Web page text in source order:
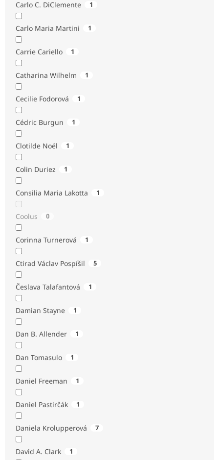
Carlo C. DiClemente 1
Carlo Maria Martini 1
Carrie Cariello 1
Catharina Wilhelm 1
Cecilie Fodorová 1
Cédric Burgun 1
Clotilde Noël 1
Colin Duriez 1
Consilia Maria Lakotta 1
Coolus 0
Corinna Turnerová 1
Ctirad Václav Pospíšil 5
Česlava Talafantová 1
Damian Stayne 1
Dan B. Allender 1
Dan Tomasulo 1
Daniel Freeman 1
Daniel Pastirčák 1
Daniela Krolupperová 7
David A. Clark 1